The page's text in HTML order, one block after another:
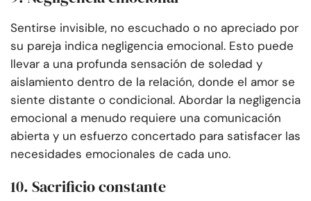
Sentirse invisible, no escuchado o no apreciado por
su pareja indica negligencia emocional. Esto puede
llevar a una profunda sensación de soledad y
aislamiento dentro de la relación, donde el amor se
siente distante o condicional. Abordar la negligencia
emocional a menudo requiere una comunicación
abierta y un esfuerzo concertado para satisfacer las
necesidades emocionales de cada uno.
10. Sacrificio constante